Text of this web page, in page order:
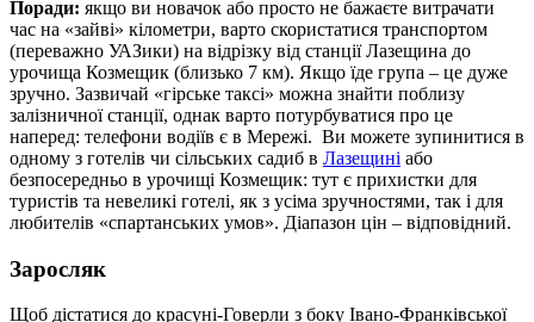
Поради: якщо ви новачок або просто не бажаєте витрачати
час на «зайві» кілометри, варто скористатися транспортом
(переважно УАЗики) на відрізку від станції Лазещина до
урочища Козмещик (близько 7 км). Якщо їде група – це дуже
зручно. Зазвичай «гірське таксі» можна знайти поблизу
залізничної станції, однак варто потурбуватися про це
наперед: телефони водіїв є в Мережі. Ви можете зупинитися в
одному з готелів чи сільських садиб в Лазещині або
безпосередньо в урочищі Козмещик: тут є прихистки для
туристів та невеликі готелі, як з усіма зручностями, так і для
любителів «спартанських умов». Діапазон цін – відповідний.
Заросляк
Щоб дістатися до красуні-Говерли з боку Івано-Франківської